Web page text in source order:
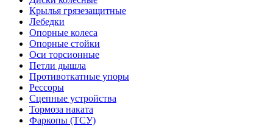
Крылья грязезащитные
Лебедки
Опорные колеса
Опорные стойки
Оси торсионные
Петли дышла
Противоткатные упоры
Рессоры
Сцепные устройства
Тормоза наката
Фаркопы (ТСУ)